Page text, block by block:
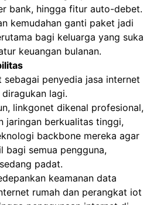
bank, hingga fitur auto-debet.
kemudahan ganti paket jadi
bagi keluarga yang suka
keuangan bulanan.
sebagai penyedia jasa internet
lagi.
linkgonet dikenal profesional,
jaringan berkualitas tinggi,
backbone mereka agar
bagi semua pengguna,
padat.
keamanan data
rumah dan perangkat iot